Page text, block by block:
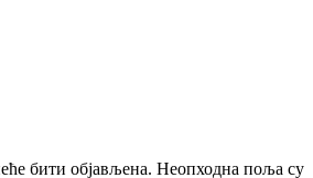
бити објављена. Неопходна поља су